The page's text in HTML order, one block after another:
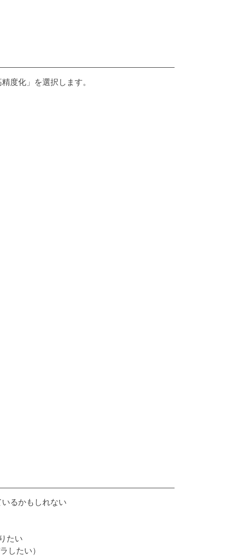
度化」を選択します。
るかもしれない
たい
したい）